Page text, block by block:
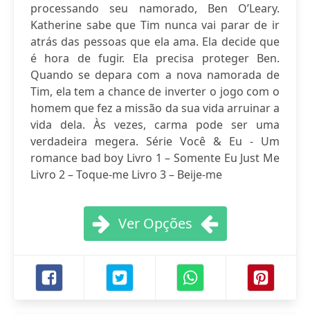
processando seu namorado, Ben O’Leary.
Katherine sabe que Tim nunca vai parar de ir
atrás das pessoas que ela ama. Ela decide que
é hora de fugir. Ela precisa proteger Ben.
Quando se depara com a nova namorada de
Tim, ela tem a chance de inverter o jogo com o
homem que fez a missão da sua vida arruinar a
vida dela. Às vezes, carma pode ser uma
verdadeira megera. Série Você & Eu - Um
romance bad boy Livro 1 – Somente Eu Just Me
Livro 2 – Toque-me Livro 3 – Beije-me
Ver Opções